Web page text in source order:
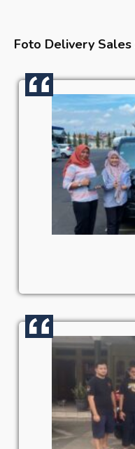
Foto Delivery Sales